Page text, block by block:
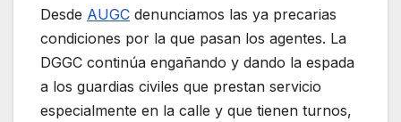
Desde AUGC denunciamos las ya precarias
condiciones por la que pasan los agentes. La
DGGC continúa engañando y dando la espada
a los guardias civiles que prestan servicio
especialmente en la calle y que tienen turnos,